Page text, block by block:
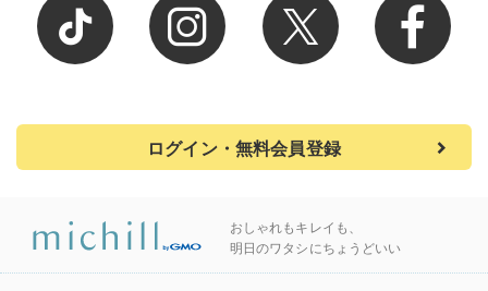
ログイン・無料会員登録
おしゃれもキレイも、
明日のワタシにちょうどいい